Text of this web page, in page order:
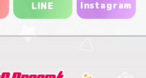
LINE Instagram